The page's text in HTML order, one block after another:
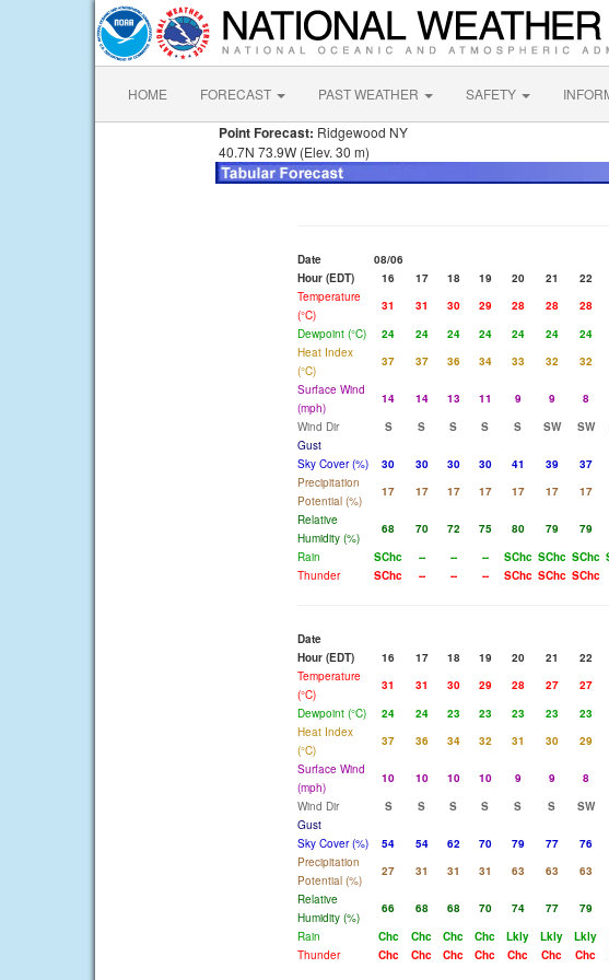
HOME FORECAST PAST WEATHER SAFETY
Point Forecast: Ridgewood NY
40.7N 73.9W (Elev. 30 m)
Date 08/06
Hour (EDT)
16 17 18 19 20 21 22
Temperature
(°C)
31 31 30 29 28 28 28
Dewpoint (°C)
24 24 24 24 24 24 24
Heat Index
(°C)
37 37 36 34 33 32 32
Surface Wind
(mph)
14 14 13 11 9 9 8
Wind Dir
S S S S S SW SW
Gust
Sky Cover (%)
30 30 30 30 41 39 37
Precipitation
Potential (%)
17 17 17 17 17 17 17
Relative
Humidity (%)
68 70 72 75 80 79 79
Rain
SChc -- -- -- SChc SChc SChc
Thunder
SChc -- -- -- SChc SChc SChc
Date
Hour (EDT)
16 17 18 19 20 21 22
Temperature
(°C)
31 31 30 29 28 27 27
Dewpoint (°C)
24 24 23 23 23 23 23
Heat Index
(°C)
37 36 34 32 31 30 29
Surface Wind
(mph)
10 10 10 10 9 9 8
Wind Dir
S S S S S S SW
Gust
Sky Cover (%)
54 54 62 70 79 77 76
Precipitation
Potential (%)
27 31 31 31 63 63 63
Relative
Humidity (%)
66 68 68 70 74 77 79
Rain
Chc Chc Chc Chc Lkly Lkly Lkly
Thunder
Chc Chc Chc Chc Chc Chc Chc